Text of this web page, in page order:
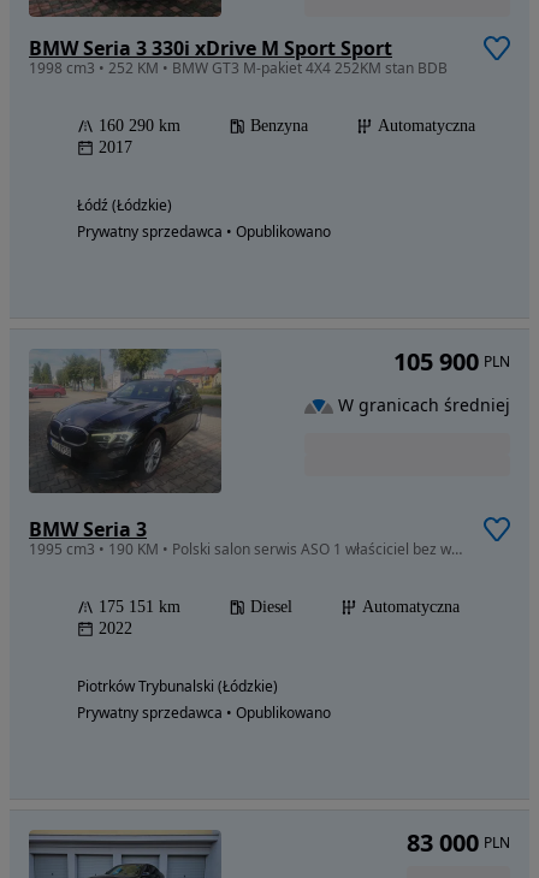
BMW Seria 3 330i xDrive M Sport Sport
1998 cm3 • 252 KM • BMW GT3 M-pakiet 4X4 252KM stan BDB
160 290 km Benzyna
Automatyczna
2017
Łódź (Łódzkie)
Prywatny sprzedawca • Opublikowano
BMW Seria 3
1995 cm3 • 190 KM • Polski salon serwis ASO 1 właściciel bez wypadkowy
175 151 km Diesel
Automatyczna
2022
Piotrków Trybunalski (Łódzkie)
Prywatny sprzedawca • Opublikowano
105 900 PLN
W granicach średniej
83 000 PLN